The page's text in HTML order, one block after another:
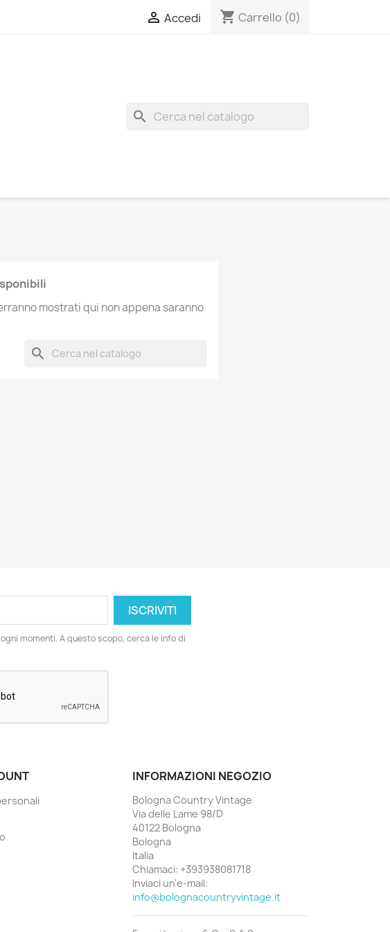
 Accedi shopping_cart Carrello (0)
search
mostrati qui non appena saranno
search
momenti. A questo scopo, cerca le info di
INFORMAZIONI NEGOZIO
Bologna Country Vintage
Via delle Lame 98/D
40122 Bologna
Bologna
Italia
Chiamaci: +393938081718
Inviaci un'e-mail:
info@bolognacountryvintage.it